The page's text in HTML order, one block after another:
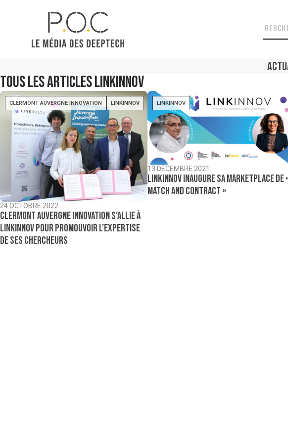
Tous les articlesLinkinnov
CLERMONT AUVERGNE INNOVATION LINKINNOV
24 OCTOBRE 2022
Clermont Auvergne Innovation s’allie à
Linkinnov pour promouvoir l’expertise
de ses chercheurs
LINKINNOV
13 DÉCEMBRE 2021
Linkinnov inaugure sa marketplace de
match and contract »